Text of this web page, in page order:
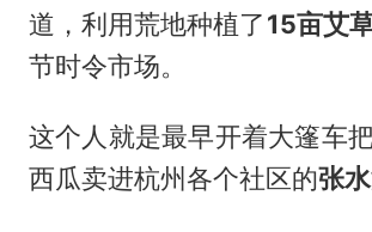
道，利用荒地种植了15亩艾
节时令市场。
这个人就是最早开着大篷车
西瓜卖进杭州各个社区的张